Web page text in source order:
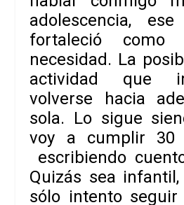
adolescencia,
fortaleció como
necesidad. La
actividad que
volverse hacia
sola. Lo sigue
voy a cumplir 30
escribiendo
Quizás sea infantil,
sólo intento